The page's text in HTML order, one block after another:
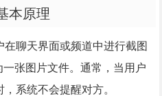
本原理
聊天界面或频道中进行截图
张图片文件。通常，当用户
系统不会提醒对方。